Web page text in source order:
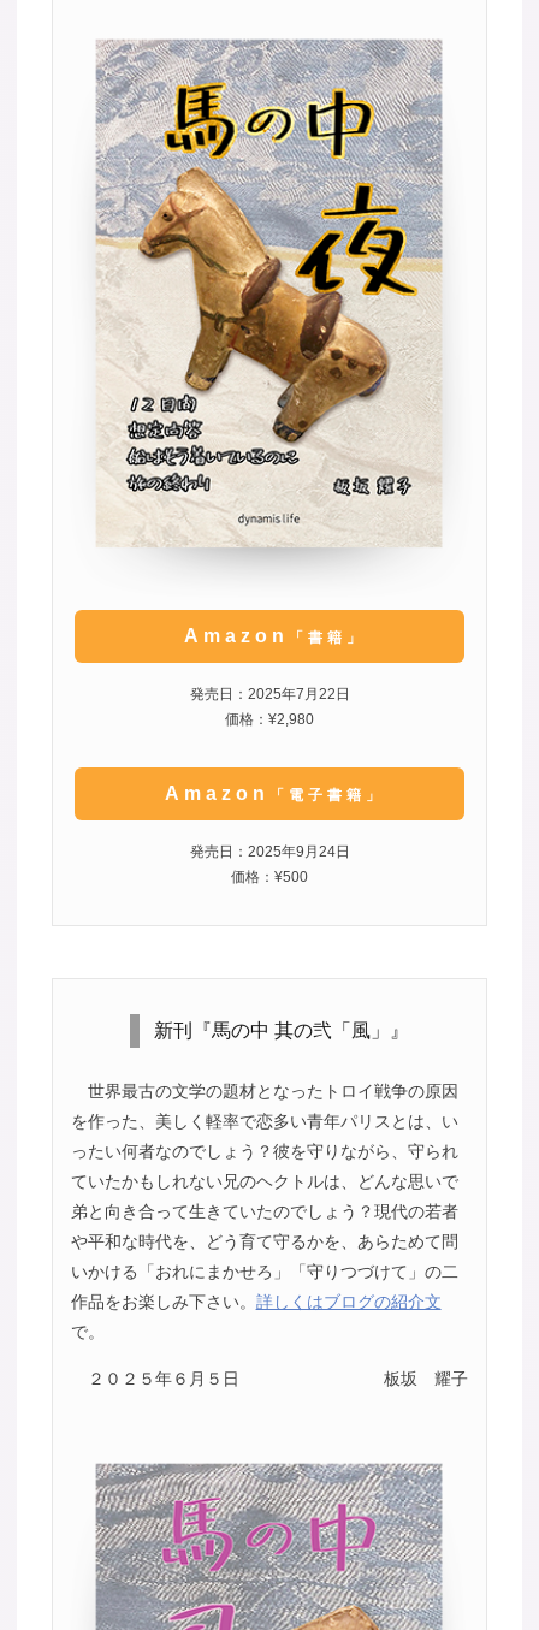
Amazon 「書籍」
発売日：2025年7月22日
価格：¥2,980
Amazon 「電子書籍」
発売日：2025年9月24日
価格：¥500
新刊『馬の中 其の弐「風」』
世界最古の文学の題材となったトロイ戦争の原因
を作った、美しく軽率で恋多い青年パリスとは、い
ったい何者なのでしょう？彼を守りながら、守られ
ていたかもしれない兄のヘクトルは、どんな思いで
弟と向き合って生きていたのでしょう？現代の若者
や平和な時代を、どう育て守るかを、あらためて問
いかける「おれにまかせろ」「守りつづけて」の二
作品をお楽しみ下さい。 詳しくはブログの紹介文
で。
２０２５年６月５日 板坂 耀子